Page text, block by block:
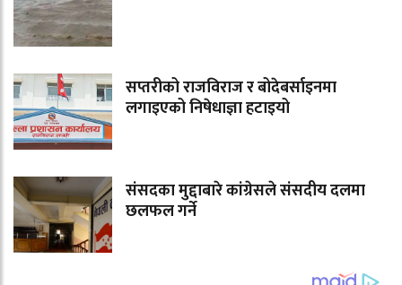
सप्तरीको राजविराज र बोदेबर्साइनमा
लगाइएको निषेधाज्ञा हटाइयो
संसदका मुद्दाबारे कांग्रेसले संसदीय दलमा
छलफल गर्ने